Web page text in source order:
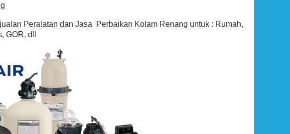
Peralatan dan Jasa Perbaikan Kolam Renang untuk : Rumah,
GOR, dll